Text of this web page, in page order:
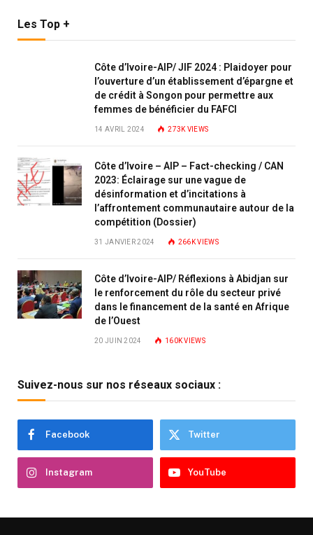
Les Top +
Côte d’Ivoire-AIP/ JIF 2024 : Plaidoyer pour
l’ouverture d’un établissement d’épargne et
de crédit à Songon pour permettre aux
femmes de bénéficier du FAFCI
14 AVRIL 2024 273K VIEWS
Côte d’Ivoire – AIP – Fact-checking / CAN
2023: Éclairage sur une vague de
désinformation et d’incitations à
l’affrontement communautaire autour de la
compétition (Dossier)
31 JANVIER 2024 266KVIEWS
Côte d’Ivoire-AIP/ Réflexions à Abidjan sur
le renforcement du rôle du secteur privé
dans le financement de la santé en Afrique
de l’Ouest
20 JUIN 2024 160KVIEWS
Suivez-nous sur nos réseaux sociaux :
Facebook Twitter
Instagram YouTube